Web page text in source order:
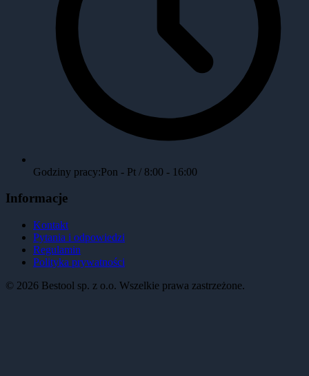
Godziny pracy:Pon - Pt / 8:00 - 16:00
Informacje
Kontakt
Pytania i odpowiedzi
Regulamin
Polityka prywatności
© 2026 Bestool sp. z o.o. Wszelkie prawa zastrzeżone.